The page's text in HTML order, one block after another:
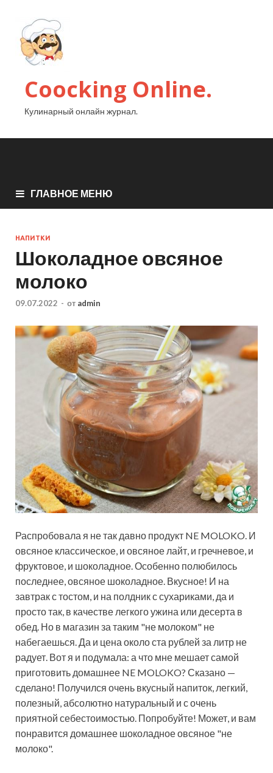
Coocking Online.
Кулинарный онлайн журнал.
ГЛАВНОЕ МЕНЮ
НАПИТКИ
Шоколадное овсяное
молоко
09.07.2022 - от admin
Распробовала я не так давно продукт NE MOLOKO. И
овсяное классическое, и овсяное лайт, и гречневое, и
фруктовое, и шоколадное. Особенно полюбилось
последнее, овсяное шоколадное. Вкусное! И на
завтрак с тостом, и на полдник с сухариками, да и
просто так, в качестве легкого ужина или десерта в
обед. Но в магазин за таким "не молоком" не
набегаешься. Да и цена около ста рублей за литр не
радует. Вот я и подумала: а что мне мешает самой
приготовить домашнее NE MOLOKO? Сказано —
сделано! Получился очень вкусный напиток, легкий,
полезный, абсолютно натуральный и с очень
приятной себестоимостью. Попробуйте! Может, и вам
понравится домашнее шоколадное овсяное "не
молоко".